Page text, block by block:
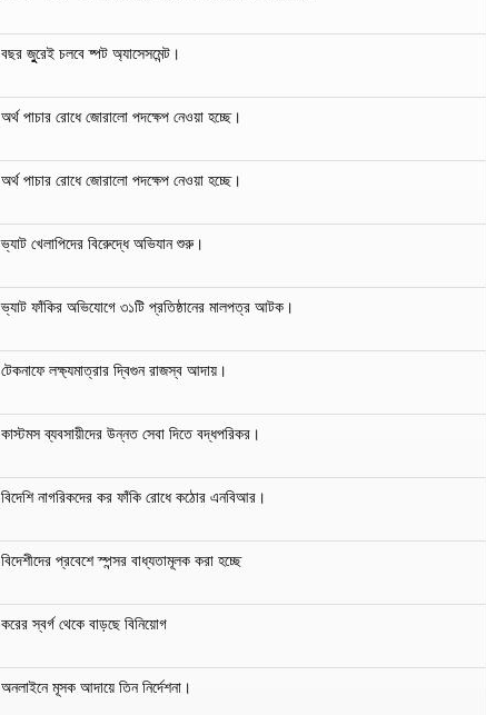
বছর জুুরেই চলবে ষ্পট অ্যাসেসমেন্ট।
অর্থ পাচার রোধে জোরালো পদক্ষেপ নেওয়া হচ্ছে।
অর্থ পাচার রোধে জোরালো পদক্ষেপ নেওয়া হচ্ছে।
ভ্যাট খেলাপিদের বিরেুদ্ধে অভিযান শুরু।
ভ্যাট ফাঁকির অভিযোগে ৩১টি প্রতিষ্ঠানের মালপত্র আটক।
টেকনাফে লক্ষ্যমাত্রার দ্বিগুন রাজস্ব আদায়।
কাস্টমস ব্যবসায়ীদের উন্নত সেবা দিতে বদ্ধপরিকর।
বিদেশি নাগরিকদের কর ফাঁকি রোধে কঠোর এনবিআর।
বিদেশীদের প্রবেশে স্পন্সর বাধ্যতামূলক করা হচ্ছে
করের স্বর্গ থেকে বাড়ছে বিনিয়োগ
অনলাইনে মূসক আদায়ে তিন নির্দেশনা।